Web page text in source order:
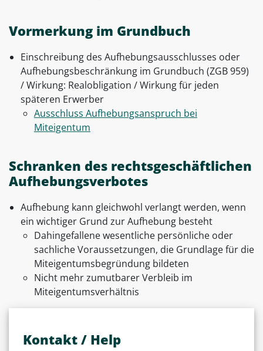
Vormerkung im Grundbuch
Einschreibung des Aufhebungsausschlusses oder
Aufhebungsbeschränkung im Grundbuch (ZGB 959)
/ Wirkung: Realobligation / Wirkung für jeden
späteren Erwerber
Ausschluss Aufhebungsanspruch bei
Miteigentum
Schranken des rechtsgeschäftlichen
Aufhebungsverbotes
Aufhebung kann gleichwohl verlangt werden, wenn
ein wichtiger Grund zur Aufhebung besteht
Dahingefallene wesentliche persönliche oder
sachliche Voraussetzungen, die Grundlage für die
Miteigentumsbegründung bildeten
Nicht mehr zumutbarer Verbleib im
Miteigentumsverhältnis
Kontakt / Help